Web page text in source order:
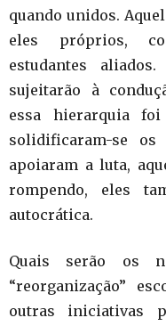
quando unidos.
eles próprios,
estudantes
sujeitarão à
essa hierarquia foi
solidificaram-se
apoiaram a luta,
rompendo, eles
autocrática.
Quais serão os
“reorganização”
outras iniciativas